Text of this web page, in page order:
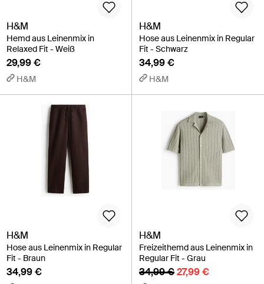
H&M
Hemd aus Leinenmix in
Relaxed Fit - Weiß
29,99 €
H&M
H&M
Hose aus Leinenmix in Regular
Fit - Schwarz
34,99 €
H&M
H&M
Hose aus Leinenmix in Regular
Fit - Braun
34,99 €
H&M
Freizeithemd aus Leinenmix in
Regular Fit - Grau
34,99 €27,99 €